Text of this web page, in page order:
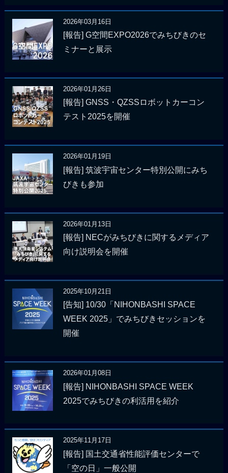
2026年03月16日
[報告] G空間EXPO2026でみちびきのセ
ミナーと展示
2026年01月26日
[報告] GNSS・QZSSロボットカーコン
テスト2025を開催
2026年01月19日
[報告] 筑波宇宙センター特別公開にみち
びきも参加
2026年01月13日
[報告] NECがみちびきに関するメディア
向け説明会を開催
2025年10月21日
[告知] 10/30「NIHONBASHI SPACE
WEEK 2025」でみちびきセッションを
開催
2026年01月08日
[報告] NIHONBASHI SPACE WEEK
2025でみちびきの利活用を紹介
2025年11月17日
[報告] 国土交通省性能評価センターで
「空の日」一般公開